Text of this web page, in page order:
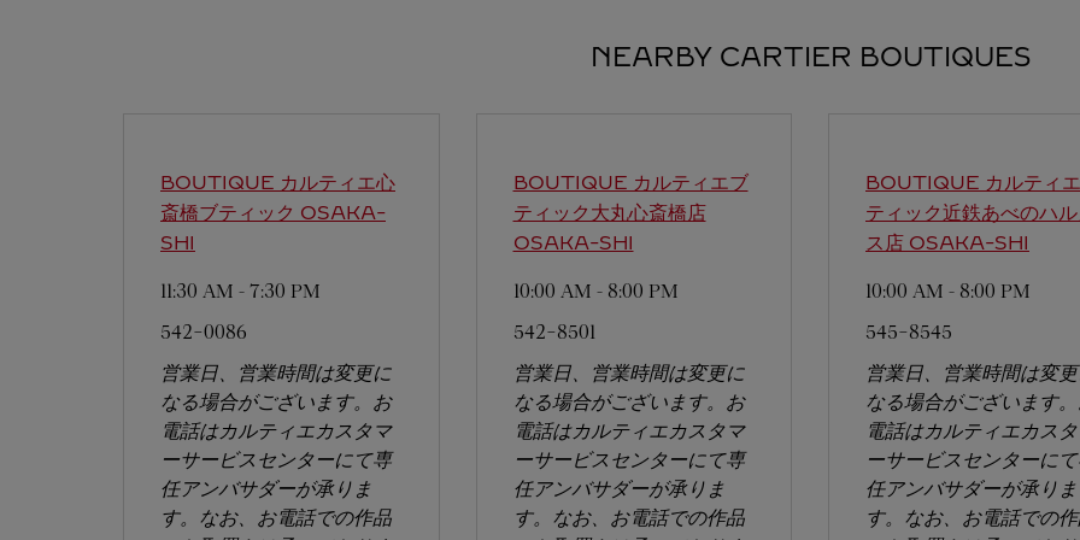
NEARBY CARTIER BOUTIQUES
BOUTIQUE カルティエ心
斎橋ブティック OSAKA-
SHI
11:30 AM - 7:30 PM
542-0086
営業日、営業時間は変更に
なる場合がございます。お
電話はカルティエカスタマ
ーサービスセンターにて専
任アンバサダーが承りま
す。なお、お電話での作品
BOUTIQUE カルティエブ
ティック大丸心斎橋店
OSAKA-SHI
10:00 AM - 8:00 PM
542-8501
営業日、営業時間は変更に
なる場合がございます。お
電話はカルティエカスタマ
ーサービスセンターにて専
任アンバサダーが承りま
す。なお、お電話での作品
BOUTIQUE カルティ
ティック近鉄あべのハ
ス店 OSAKA-SHI
10:00 AM - 8:00 PM
545-8545
営業日、営業時間は変
なる場合がございます
電話はカルティエカス
ーサービスセンターに
任アンバサダーが承りま
す。なお、お電話での